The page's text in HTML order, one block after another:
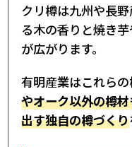
クリ樽は九州や長
る木の香りと焼き
が広がります。
有明産業はこれらの
やオーク以外の樽
出す独自の樽づくり